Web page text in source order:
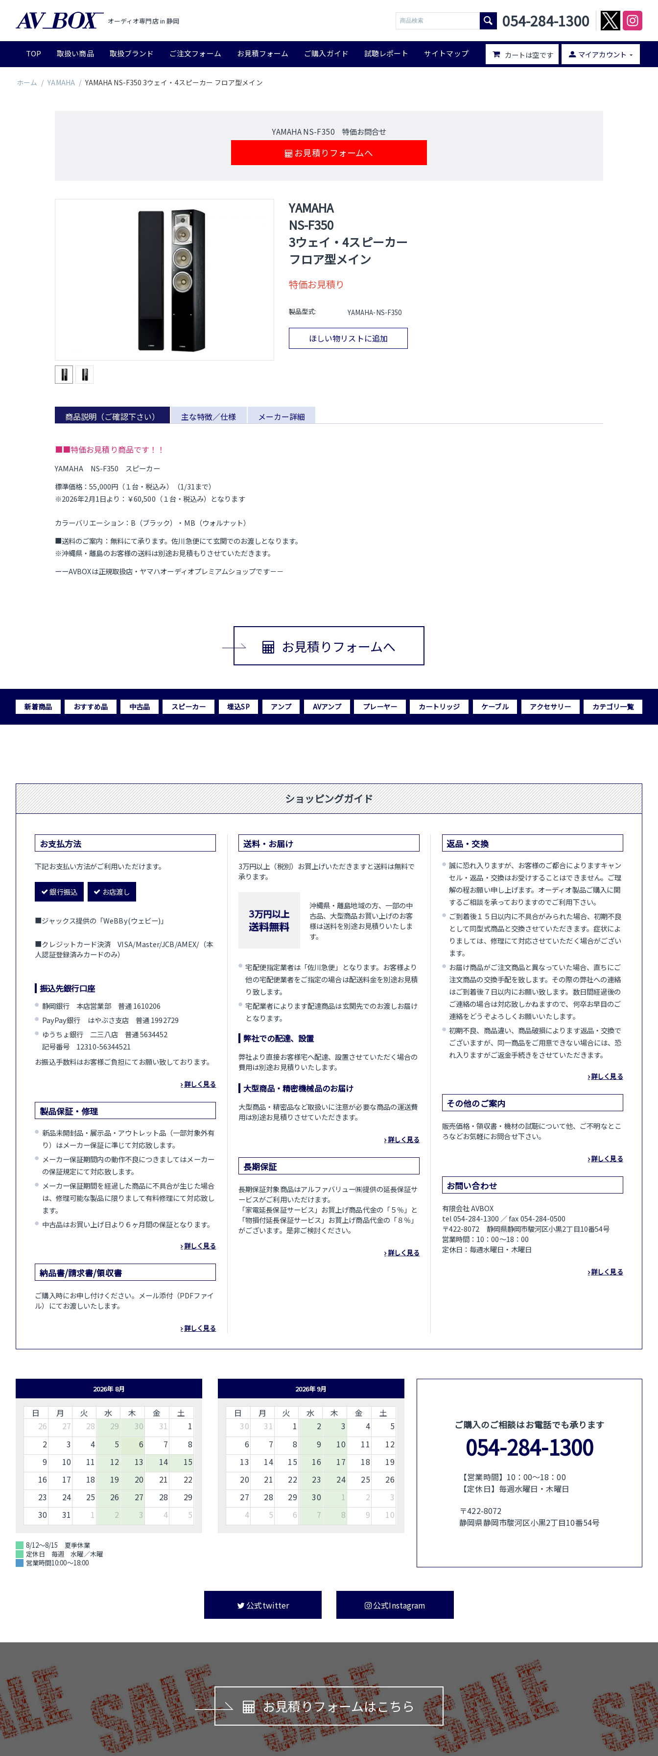
オーディオ専門店 in 静岡 054-284-1300
TOP 取扱い商品 取扱ブランド ご注文フォーム お見積フォーム ご購入ガイド 試聴レポート サイトマップ カートは空です マイアカウント
ホーム / YAMAHA / YAMAHA NS-F350 3ウェイ・4スピーカー フロア型メイン
YAMAHA NS-F350 特価お問合せ
お見積りフォームへ
YAMAHA
NS-F350
3ウェイ・4スピーカー
フロア型メイン
特価お見積り
製品型式: YAMAHA-NS-F350
ほしい物リストに追加
商品説明（ご確認下さい） 主な特徴／仕様 メーカー詳細
■■特価お見積り商品です！！
YAMAHA NS-F350 スピーカー
標準価格：55,000円（１台・税込み）（1/31まで）
※2026年2月1日より：￥60,500（１台・税込み）となります
カラーバリエーション：B（ブラック）・MB（ウォルナット）
■送料のご案内：無料にて承ります。佐川急便にて玄関でのお渡しとなります。
※沖縄県・離島のお客様の送料は別途お見積もりさせていただきます。
ーーAVBOXは正規取扱店・ヤマハオーディオプレミアムショップです－－
お見積りフォームへ
新着商品 おすすめ品 中古品 スピーカー 埋込SP アンプ AVアンプ プレーヤー カートリッジ ケーブル アクセサリー カテゴリ一覧
ショッピングガイド
お支払方法
下記お支払い方法がご利用いただけます。
銀行振込 お店渡し
■ジャックス提供の「WeBBy(ウェビー)」
■クレジットカード決済 VISA/Master/JCB/AMEX/（本
人認証登録済みカードのみ）
振込先銀行口座
静岡銀行 本店営業部 普通 1610206
PayPay銀行 はやぶさ支店 普通 1992729
ゆうちょ銀行 二三八店 普通 5634452
記号番号 12310-56344521
お振込手数料はお客様ご負担にてお願い致しております。
詳しく見る
製品保証・修理
新品未開封品・展示品・アウトレット品（一部対象外有
り）はメーカー保証に準じて対応致します。
メーカー保証期間内の動作不良につきましてはメーカー
の保証規定にて対応致します。
メーカー保証期間を経過した商品に不具合が生じた場合
は、修理可能な製品に限りまして有料修理にて対応致し
ます。
中古品はお買い上げ日より６ヶ月間の保証となります。
詳しく見る
納品書/請求書/領収書
ご購入時にお申し付けください。メール添付（PDFファイ
ル）にてお渡しいたします。
詳しく見る
送料・お届け
3万円以上（税別）お買上げいただきますと送料は無料で
承ります。
沖縄県・離島地域の方、一部の中
古品、大型商品お買い上げのお客
様は送料を別途お見積りいたしま
す。
宅配便指定業者は「佐川急便」となります。お客様より
他の宅配便業者をご指定の場合は配送料金を別途お見積
り致します。
宅配業者によります配達商品は玄関先でのお渡しお届け
となります。
弊社での配達、設置
弊社より直接お客様宅へ配達、設置させていただく場合の
費用は別途お見積りいたします。
大型商品・精密機械品のお届け
大型商品・精密品など取扱いに注意が必要な商品の運送費
用は別途お見積りさせていただきます。
詳しく見る
長期保証
長期保証対象商品はアルファバリュー㈱提供の延長保証サ
ービスがご利用いただけます。
「家電延長保証サービス」お買上げ商品代金の「５％」と
「物損付延長保証サービス」お買上げ商品代金の「８％」
がございます。是非ご検討ください。
詳しく見る
返品・交換
誠に恐れ入りますが、お客様のご都合によりますキャン
セル・返品・交換はお受けすることはできません。ご理
解の程お願い申し上げます。オーディオ製品ご購入に関
するご相談を承っておりますのでご利用下さい。
ご到着後１５日以内に不具合がみられた場合、初期不良
として同型式商品と交換させていただきます。症状によ
りましては、修理にて対応させていただく場合がござい
ます。
お届け商品がご注文商品と異なっていた場合、直ちにご
注文商品の交換手配を致します。その際の弊社への連絡
はご到着後７日以内にお願い致します。数日間経過後の
ご連絡の場合は対応致しかねますので、何卒お早目のご
連絡をどうぞよろしくお願いいたします。
初期不良、商品違い、商品破損によります返品・交換で
ございますが、同一商品をご用意できない場合には、恐
れ入りますがご返金手続きをさせていただきます。
詳しく見る
その他のご案内
販売価格・領収書・機材の試聴について他、ご不明なとこ
ろなどお気軽にお問合せ下さい。
詳しく見る
お問い合わせ
有限会社 AVBOX
tel 054-284-1300 ／ fax 054-284-0500
〒422-8072 静岡県静岡市駿河区小黒2丁目10番54号
営業時間：10：00～18：00
定休日：毎週水曜日・木曜日
詳しく見る
2026年 8月
日 月 火 水 木 金
土
26
27 28 29 30 31
1
2
3 4 5 6 7
8
9
10 11 12 13 14
15
16
17 18 19 20 21
22
23
24 25 26 27 28
29
30
31 1 2 3 4 5
2026年 9月
日 月 火 水 木 金
土
30
31 1 2 3 4
5
6
7 8 9 10 11
12
13
14 15 16 17 18
19
20
21 22 23 24 25
26
27
28 29 30 1 2
3
4
5 6 7 8 9 10
8/12～8/15 夏季休業
定休日 毎週 水曜／木曜
営業時間10:00～18:00
ご購入のご相談はお電話でも承ります
054-284-1300
【営業時間】10：00〜18：00
【定休日】毎週水曜日・木曜日
〒422-8072
静岡県静岡市駿河区小黒2丁目10番54号
公式twitter 公式Instagram
お見積りフォームはこちら